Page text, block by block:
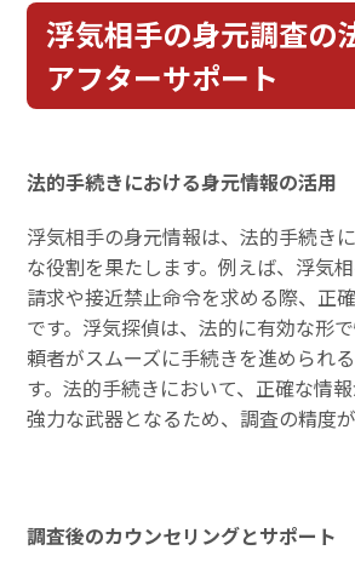
浮気相手の身元調査の
アフターサポート
法的手続きにおける身元情報の活用
浮気相手の身元情報は、法的手続き
な役割を果たします。例えば、浮気
請求や接近禁止命令を求める際、正
です。浮気探偵は、法的に有効な形
頼者がスムーズに手続きを進められ
す。法的手続きにおいて、正確な情
強力な武器となるため、調査の精度が
調査後のカウンセリングとサポート